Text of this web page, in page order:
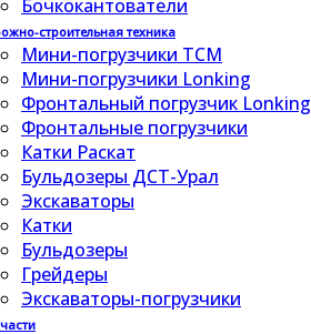
Бочкокантователи
строительная техника
Мини-погрузчики TCM
Мини-погрузчики Lonking
Фронтальный погрузчик Lonking
Фронтальные погрузчики
Катки Раскат
Бульдозеры ДСТ-Урал
Экскаваторы
Катки
Бульдозеры
Грейдеры
Экскаваторы-погрузчики